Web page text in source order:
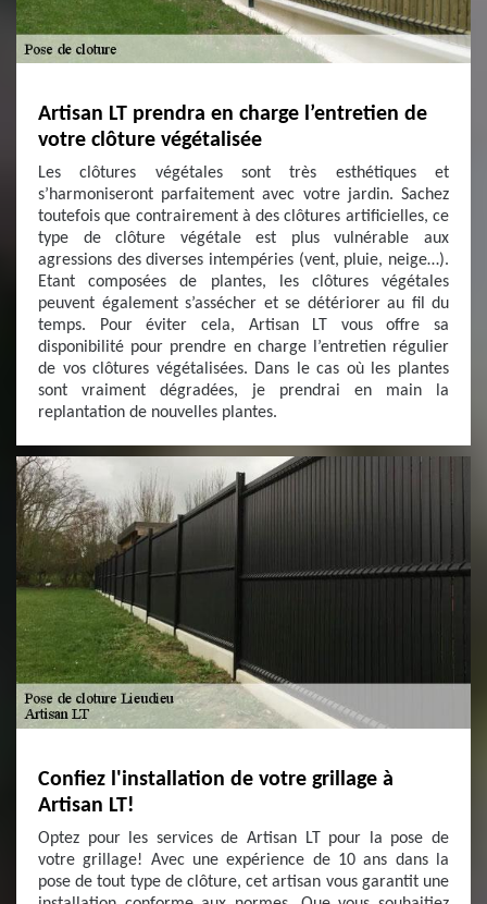
Artisan LT prendra en charge l’entretien de
votre clôture végétalisée
Les clôtures végétales sont très esthétiques et
s’harmoniseront parfaitement avec votre jardin. Sachez
toutefois que contrairement à des clôtures artificielles, ce
type de clôture végétale est plus vulnérable aux
agressions des diverses intempéries (vent, pluie, neige…).
Etant composées de plantes, les clôtures végétales
peuvent également s’assécher et se détériorer au fil du
temps. Pour éviter cela, Artisan LT vous offre sa
disponibilité pour prendre en charge l’entretien régulier
de vos clôtures végétalisées. Dans le cas où les plantes
sont vraiment dégradées, je prendrai en main la
replantation de nouvelles plantes.
Confiez l'installation de votre grillage à
Artisan LT!
Optez pour les services de Artisan LT pour la pose de
votre grillage! Avec une expérience de 10 ans dans la
pose de tout type de clôture, cet artisan vous garantit une